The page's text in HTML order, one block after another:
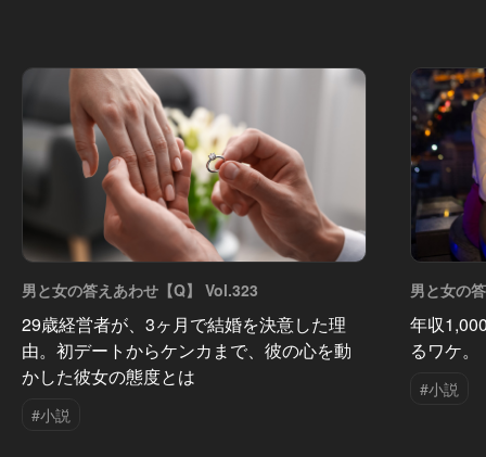
男と女の答えあわせ【Q】 Vol.323
29歳経営者が、3ヶ月で結婚を決意した理
由。初デートからケンカまで、彼の心を動
かした彼女の態度とは
#小説
男と女の
年収
るワケ
#小説